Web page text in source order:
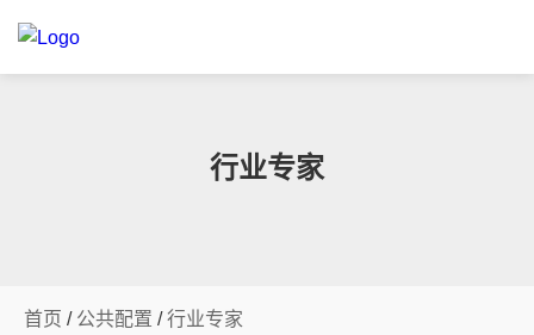
行业专家
首页 / 公共配置 /行业专家